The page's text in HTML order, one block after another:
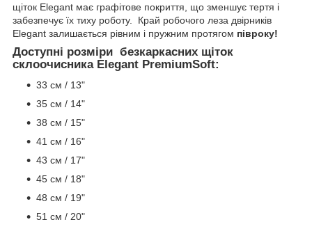
щіток Elegant має графітове покриття, що зменшує тертя і
забезпечує їх тиху роботу. Край робочого леза двірників
Elegant залишається рівним і пружним протягом півроку!
Доступні розміри безкаркасних щіток
склоочисника Elegant PremiumSoft:
33 см / 13"
35 см / 14"
38 см / 15"
41 см / 16"
43 см / 17"
45 см / 18"
48 см / 19"
51 см / 20"